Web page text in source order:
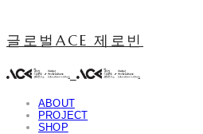
글로벌ACE 제로빈
ABOUT
PROJECT
SHOP